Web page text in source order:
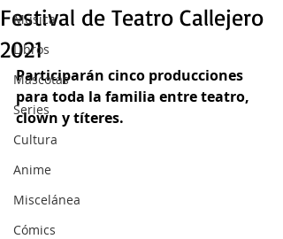
Música
Libros
Mascotas
Series
Cultura
Anime
Miscelánea
Cómics
Festival de Teatro Callejero
2021
Participarán cinco producciones
para toda la familia entre teatro,
clown y títeres.